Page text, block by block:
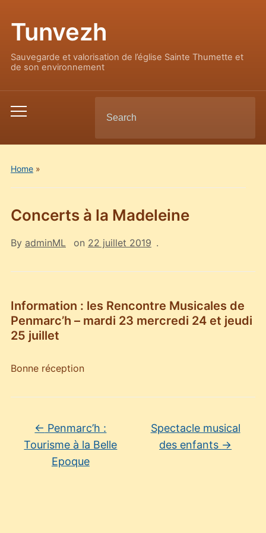
Tunvezh
Sauvegarde et valorisation de l’église Sainte Thumette et
de son environnement
Toggle
menu
for:
Home»
Concerts à la Madeleine
By adminML on 22 juillet 2019 .
Information : les Rencontre Musicales de
Penmarc’h – mardi 23 mercredi 24 et jeudi
25 juillet
Bonne réception
← Penmarc’h :
Tourisme à la Belle
Epoque
Spectacle musical
des enfants →